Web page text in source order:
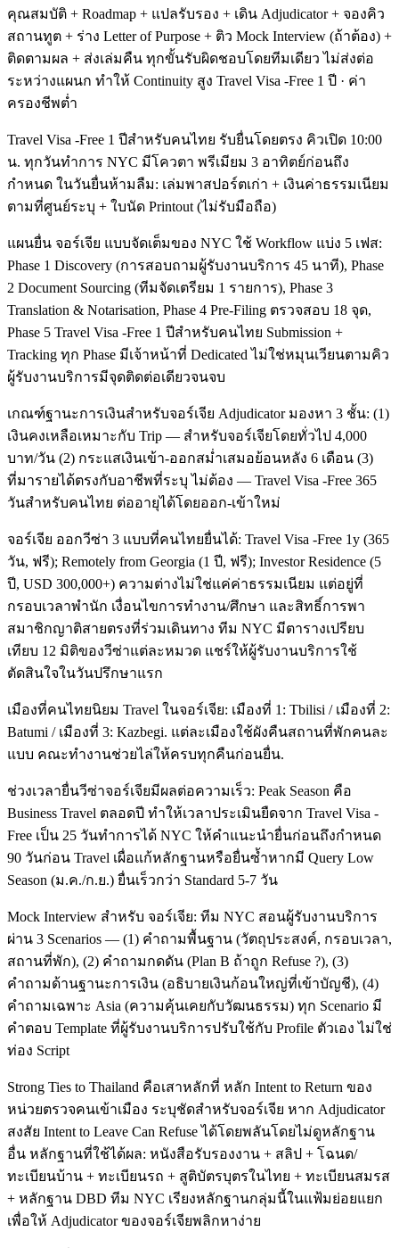
คุณสมบัติ + Roadmap + แปลรับรอง + เดิน Adjudicator + จองคิว
สถานทูต + ร่าง Letter of Purpose + ติว Mock Interview (ถ้าต้อง) +
ติดตามผล + ส่งเล่มคืน ทุกขั้นรับผิดชอบโดยทีมเดียว ไม่ส่งต่อ
ระหว่างแผนก ทำให้ Continuity สูง Travel Visa -Free 1 ปี · ค่า
ครองชีพต่ำ
Travel Visa -Free 1 ปีสำหรับคนไทย รับยื่นโดยตรง คิวเปิด 10:00
น. ทุกวันทำการ NYC มีโควตา พรีเมียม 3 อาทิตย์ก่อนถึง
กำหนด ในวันยื่นห้ามลืม: เล่มพาสปอร์ตเก่า + เงินค่าธรรมเนียม
ตามที่ศูนย์ระบุ + ใบนัด Printout (ไม่รับมือถือ)
แผนยื่น จอร์เจีย แบบจัดเต็มของ NYC ใช้ Workflow แบ่ง 5 เฟส:
Phase 1 Discovery (การสอบถามผู้รับงานบริการ 45 นาที), Phase
2 Document Sourcing (ทีมจัดเตรียม 1 รายการ), Phase 3
Translation & Notarisation, Phase 4 Pre-Filing ตรวจสอบ 18 จุด,
Phase 5 Travel Visa -Free 1 ปีสำหรับคนไทย Submission +
Tracking ทุก Phase มีเจ้าหน้าที่ Dedicated ไม่ใช่หมุนเวียนตามคิว
ผู้รับงานบริการมีจุดติดต่อเดียวจนจบ
เกณฑ์ฐานะการเงินสำหรับจอร์เจีย Adjudicator มองหา 3 ชั้น: (1)
เงินคงเหลือเหมาะกับ Trip — สำหรับจอร์เจียโดยทั่วไป 4,000
บาท/วัน (2) กระแสเงินเข้า-ออกสม่ำเสมอย้อนหลัง 6 เดือน (3)
ที่มารายได้ตรงกับอาชีพที่ระบุ ไม่ต้อง — Travel Visa -Free 365
วันสำหรับคนไทย ต่ออายุได้โดยออก-เข้าใหม่
จอร์เจีย ออกวีซ่า 3 แบบที่คนไทยยื่นได้: Travel Visa -Free 1y (365
วัน, ฟรี); Remotely from Georgia (1 ปี, ฟรี); Investor Residence (5
ปี, USD 300,000+) ความต่างไม่ใช่แค่ค่าธรรมเนียม แต่อยู่ที่
กรอบเวลาพำนัก เงื่อนไขการทำงาน/ศึกษา และสิทธิ์การพา
สมาชิกญาติสายตรงที่ร่วมเดินทาง ทีม NYC มีตารางเปรียบ
เทียบ 12 มิติของวีซ่าแต่ละหมวด แชร์ให้ผู้รับงานบริการใช้
ตัดสินใจในวันปรึกษาแรก
เมืองที่คนไทยนิยม Travel ในจอร์เจีย: เมืองที่ 1: Tbilisi / เมืองที่ 2:
Batumi / เมืองที่ 3: Kazbegi. แต่ละเมืองใช้ผังคืนสถานที่พักคนละ
แบบ คณะทำงานช่วยไล่ให้ครบทุกคืนก่อนยื่น.
ช่วงเวลายื่นวีซ่าจอร์เจียมีผลต่อความเร็ว: Peak Season คือ
Business Travel ตลอดปี ทำให้เวลาประเมินยืดจาก Travel Visa -
Free เป็น 25 วันทำการได้ NYC ให้คำแนะนำยื่นก่อนถึงกำหนด
90 วันก่อน Travel เผื่อแก้หลักฐานหรือยื่นซ้ำหากมี Query Low
Season (ม.ค./ก.ย.) ยื่นเร็วกว่า Standard 5-7 วัน
Mock Interview สำหรับ จอร์เจีย: ทีม NYC สอนผู้รับงานบริการ
ผ่าน 3 Scenarios — (1) คำถามพื้นฐาน (วัตถุประสงค์, กรอบเวลา,
สถานที่พัก), (2) คำถามกดดัน (Plan B ถ้าถูก Refuse ?), (3)
คำถามด้านฐานะการเงิน (อธิบายเงินก้อนใหญ่ที่เข้าบัญชี), (4)
คำถามเฉพาะ Asia (ความคุ้นเคยกับวัฒนธรรม) ทุก Scenario มี
คำตอบ Template ที่ผู้รับงานบริการปรับใช้กับ Profile ตัวเอง ไม่ใช่
ท่อง Script
Strong Ties to Thailand คือเสาหลักที่ หลัก Intent to Return ของ
หน่วยตรวจคนเข้าเมือง ระบุชัดสำหรับจอร์เจีย หาก Adjudicator
สงสัย Intent to Leave Can Refuse ได้โดยพลันโดยไม่ดูหลักฐาน
อื่น หลักฐานที่ใช้ได้ผล: หนังสือรับรองงาน + สลิป + โฉนด/
ทะเบียนบ้าน + ทะเบียนรถ + สูติบัตรบุตรในไทย + ทะเบียนสมรส
+ หลักฐาน DBD ทีม NYC เรียงหลักฐานกลุ่มนี้ในแฟ้มย่อยแยก
เพื่อให้ Adjudicator ของจอร์เจียพลิกหาง่าย